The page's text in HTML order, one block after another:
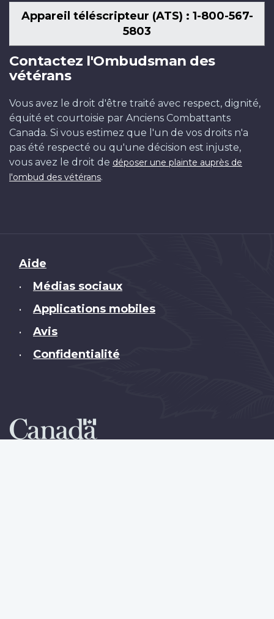
Appareil téléscripteur (ATS) : 1-800-567-
5803
Contactez l'Ombudsman des
vétérans
Vous avez le droit d'être traité avec respect, dignité,
équité et courtoisie par Anciens Combattants
Canada. Si vous estimez que l'un de vos droits n'a
pas été respecté ou qu'une décision est injuste,
vous avez le droit de déposer une plainte auprès de
l'ombud des vétérans.
Brand
Aide
• Médias sociaux
• Applications mobiles
• Avis
• Confidentialité